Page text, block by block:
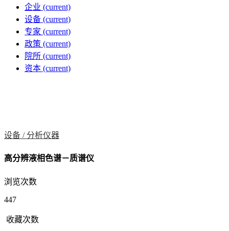
企业 (current)
设备 (current)
专家 (current)
政策 (current)
院所 (current)
资本 (current)
设备 / 分析仪器
高分辨液相色谱－质谱仪
浏览次数
447
收藏次数